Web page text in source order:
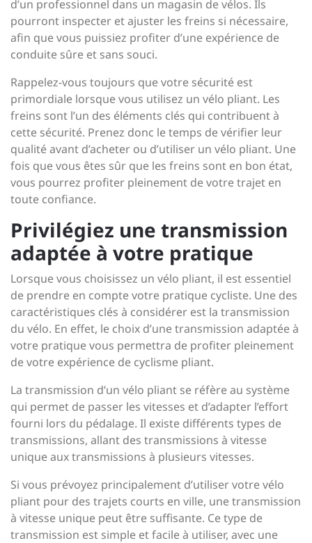
d’un professionnel dans un magasin de vélos. Ils
pourront inspecter et ajuster les freins si nécessaire,
afin que vous puissiez profiter d’une expérience de
conduite sûre et sans souci.
Rappelez-vous toujours que votre sécurité est
primordiale lorsque vous utilisez un vélo pliant. Les
freins sont l’un des éléments clés qui contribuent à
cette sécurité. Prenez donc le temps de vérifier leur
qualité avant d’acheter ou d’utiliser un vélo pliant. Une
fois que vous êtes sûr que les freins sont en bon état,
vous pourrez profiter pleinement de votre trajet en
toute confiance.
Privilégiez une transmission
adaptée à votre pratique
Lorsque vous choisissez un vélo pliant, il est essentiel
de prendre en compte votre pratique cycliste. Une des
caractéristiques clés à considérer est la transmission
du vélo. En effet, le choix d’une transmission adaptée à
votre pratique vous permettra de profiter pleinement
de votre expérience de cyclisme pliant.
La transmission d’un vélo pliant se réfère au système
qui permet de passer les vitesses et d’adapter l’effort
fourni lors du pédalage. Il existe différents types de
transmissions, allant des transmissions à vitesse
unique aux transmissions à plusieurs vitesses.
Si vous prévoyez principalement d’utiliser votre vélo
pliant pour des trajets courts en ville, une transmission
à vitesse unique peut être suffisante. Ce type de
transmission est simple et facile à utiliser, avec une